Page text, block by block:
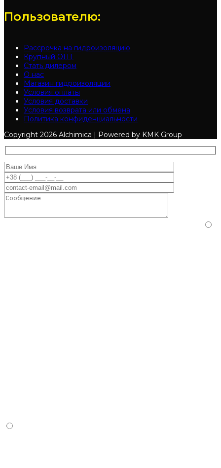
Пользователю:
Рассрочка на гидроизоляцию
Крупный ОПТ
Стать дилером
О нас
Магазин гидроизоляции
Условия оплаты
Условия доставки
Условия возврата или обмена
Политика конфиденциальности
Copyright 2026 Alchimica | Powered by KMK Group